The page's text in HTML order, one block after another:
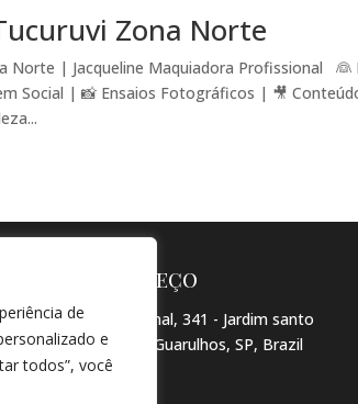
de
e
todos”, você
Zona Norte
Norte | Jacqueline Maquiadora Profissional
Social | 📸 Ensaios Fotográficos | 🎥
Endereço
Av Marginal, 341 - Jardim santo
Afonso , Guarulhos, SP, Brazil